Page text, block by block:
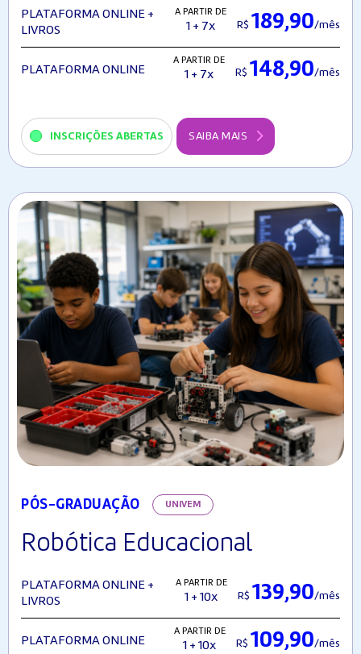
PLATAFORMA ONLINE +
LIVROS
A PARTIR DE
1 + 7x R$ 189,90/mês
PLATAFORMA ONLINE
A PARTIR DE
1 + 7x R$ 148,90/mês
INSCRIÇÕES ABERTAS SAIBA MAIS
PÓS-GRADUAÇÃO UNIVEM
Robótica Educacional
PLATAFORMA ONLINE +
LIVROS
A PARTIR DE
1 + 10x R$ 139,90/mês
PLATAFORMA ONLINE
A PARTIR DE
1 + 10x R$ 109,90/mês